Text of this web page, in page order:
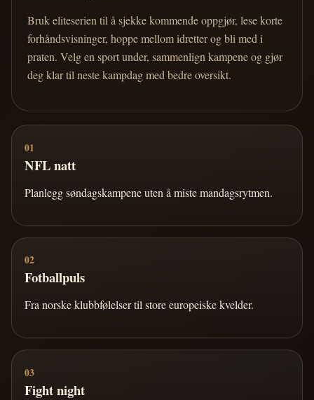
Bruk eliteserien til å sjekke kommende oppgjør, lese korte
forhåndsvisninger, hoppe mellom idretter og bli med i
praten. Velg en sport under, sammenlign kampene og gjør
deg klar til neste kampdag med bedre oversikt.
01
NFL natt
Planlegg søndagskampene uten å miste mandagsrytmen.
02
Fotballpuls
Fra norske klubbfølelser til store europeiske kvelder.
03
Fight night